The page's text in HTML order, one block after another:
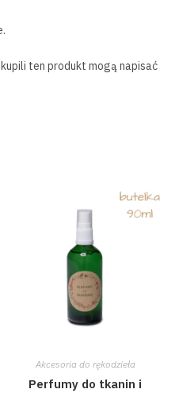
ten produkt mogą napisać
Akcesoria do rękodzieła
Perfumy do tkanin i